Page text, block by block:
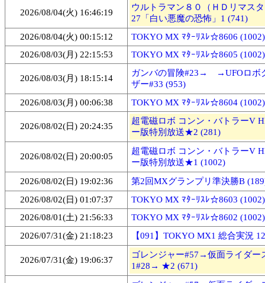
2026/08/04(火) 16:46:19
ウルトラマン８０（ＨＤリマス
27「白い悪魔の恐怖」1 (741)
2026/08/04(火) 00:15:12
TOKYO MX ﾏﾀｰﾘｽﾚ☆8606 (1002)
2026/08/03(月) 22:15:53
TOKYO MX ﾏﾀｰﾘｽﾚ☆8605 (1002)
2026/08/03(月) 18:15:14
ガンバの冒険#23→ →UFOロボ
ザー#33 (953)
2026/08/03(月) 00:06:38
TOKYO MX ﾏﾀｰﾘｽﾚ☆8604 (1002)
2026/08/02(日) 20:24:35
超電磁ロボ コンン・バトラーV
ー版特別放送★2 (281)
2026/08/02(日) 20:00:05
超電磁ロボ コンン・バトラーV
ー版特別放送★1 (1002)
2026/08/02(日) 19:02:36
第2回MXグランプリ準決勝B
2026/08/02(日) 01:07:37
TOKYO MX ﾏﾀｰﾘｽﾚ☆8603 (1002)
2026/08/01(土) 21:56:33
TOKYO MX ﾏﾀｰﾘｽﾚ☆8602 (1002)
2026/07/31(金) 21:18:23
【091】TOKYO MX1 総合実況
2026/07/31(金) 19:06:37
ゴレンジャー#57→仮面ライダー
1#28→ ★2 (671)